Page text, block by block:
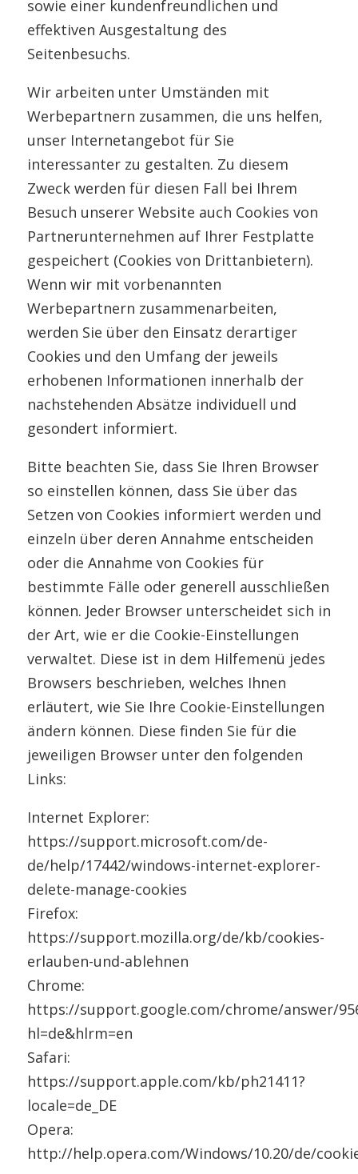
sowie einer kundenfreundlichen und
effektiven Ausgestaltung des
Seitenbesuchs.
Wir arbeiten unter Umständen mit
Werbepartnern zusammen, die uns helfen,
unser Internetangebot für Sie
interessanter zu gestalten. Zu diesem
Zweck werden für diesen Fall bei Ihrem
Besuch unserer Website auch Cookies von
Partnerunternehmen auf Ihrer Festplatte
gespeichert (Cookies von Drittanbietern).
Wenn wir mit vorbenannten
Werbepartnern zusammenarbeiten,
werden Sie über den Einsatz derartiger
Cookies und den Umfang der jeweils
erhobenen Informationen innerhalb der
nachstehenden Absätze individuell und
gesondert informiert.
Bitte beachten Sie, dass Sie Ihren Browser
so einstellen können, dass Sie über das
Setzen von Cookies informiert werden und
einzeln über deren Annahme entscheiden
oder die Annahme von Cookies für
bestimmte Fälle oder generell ausschließen
können. Jeder Browser unterscheidet sich in
der Art, wie er die Cookie-Einstellungen
verwaltet. Diese ist in dem Hilfemenü jedes
Browsers beschrieben, welches Ihnen
erläutert, wie Sie Ihre Cookie-Einstellungen
ändern können. Diese finden Sie für die
jeweiligen Browser unter den folgenden
Links:
Internet Explorer:
https://support.microsoft.com/de-
de/help/17442/windows-internet-explorer-
delete-manage-cookies
Firefox:
https://support.mozilla.org/de/kb/cookies-
erlauben-und-ablehnen
Chrome:
https://support.google.com/chrome/answer/
hl=de&hlrm=en
Safari:
https://support.apple.com/kb/ph21411?
locale=de_DE
Opera:
http://help.opera.com/Windows/10.20/de/